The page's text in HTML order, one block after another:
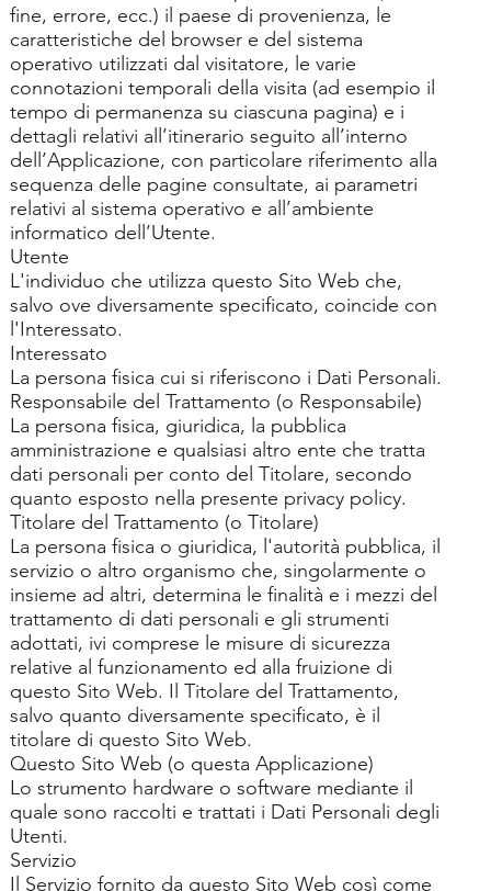
fine, errore, ecc.) il paese di provenienza, le
caratteristiche del browser e del sistema
operativo utilizzati dal visitatore, le varie
connotazioni temporali della visita (ad esempio il
tempo di permanenza su ciascuna pagina) e i
dettagli relativi all’itinerario seguito all’interno
dell’Applicazione, con particolare riferimento alla
sequenza delle pagine consultate, ai parametri
relativi al sistema operativo e all’ambiente
informatico dell’Utente.
Utente
L'individuo che utilizza questo Sito Web che,
salvo ove diversamente specificato, coincide con
l'Interessato.
Interessato
La persona fisica cui si riferiscono i Dati Personali.
Responsabile del Trattamento (o Responsabile)
La persona fisica, giuridica, la pubblica
amministrazione e qualsiasi altro ente che tratta
dati personali per conto del Titolare, secondo
quanto esposto nella presente privacy policy.
Titolare del Trattamento (o Titolare)
La persona fisica o giuridica, l'autorità pubblica, il
servizio o altro organismo che, singolarmente o
insieme ad altri, determina le finalità e i mezzi del
trattamento di dati personali e gli strumenti
adottati, ivi comprese le misure di sicurezza
relative al funzionamento ed alla fruizione di
questo Sito Web. Il Titolare del Trattamento,
salvo quanto diversamente specificato, è il
titolare di questo Sito Web.
Questo Sito Web (o questa Applicazione)
Lo strumento hardware o software mediante il
quale sono raccolti e trattati i Dati Personali degli
Utenti.
Servizio
Il Servizio fornito da questo Sito Web così come